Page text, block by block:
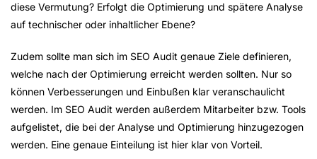
diese Vermutung? Erfolgt die Optimierung und spätere Analyse
auf technischer oder inhaltlicher Ebene?
Zudem sollte man sich im SEO Audit genaue Ziele definieren,
welche nach der Optimierung erreicht werden sollten. Nur so
können Verbesserungen und Einbußen klar veranschaulicht
werden. Im SEO Audit werden außerdem Mitarbeiter bzw. Tools
aufgelistet, die bei der Analyse und Optimierung hinzugezogen
werden. Eine genaue Einteilung ist hier klar von Vorteil.